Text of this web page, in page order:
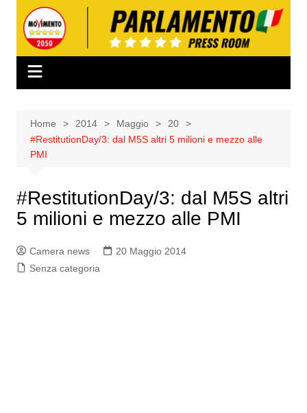
contenuto
Home 2014 Maggio
20
#RestitutionDay/3: dal M5S altri 5 milioni e mezzo alle
PMI
#RestitutionDay/3: dal M5S altri
5 milioni e mezzo alle PMI
Camera news
20 Maggio 2014
Senza categoria